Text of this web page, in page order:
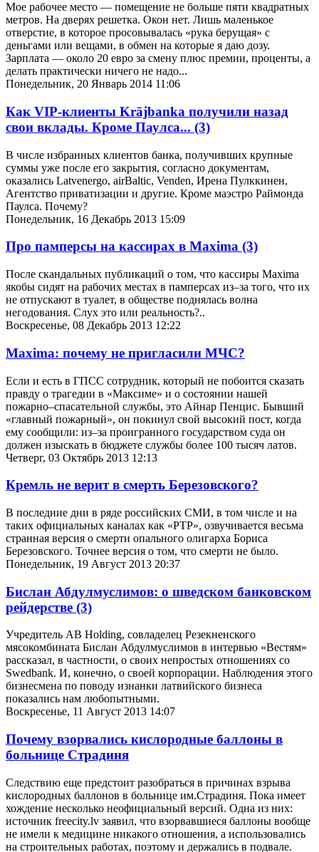
Мое рабочее место — помещение не больше пяти квадратных
метров. На дверях решетка. Окон нет. Лишь маленькое
отверстие, в которое просовывалась «рука берущая» с
деньгами или вещами, в обмен на которые я даю дозу.
Зарплата — около 20 евро за смену плюс премии, проценты, а
делать практически ничего не надо...
Понедельник, 20 Январь 2014 11:06
Как VIP-клиенты Krājbanka получили назад
свои вклады. Кроме Паулса... (3)
В числе избранных клиентов банка, получивших крупные
суммы уже после его закрытия, согласно документам,
оказались Latvenergo, airBaltic, Venden, Ирена Пулккинен,
Агентство приватизации и другие. Кроме маэстро Раймонда
Паулса. Почему?
Понедельник, 16 Декабрь 2013 15:09
Про памперсы на кассирах в Maxima (3)
После скандальных публикаций о том, что кассиры Maxima
якобы сидят на рабочих местах в памперсах из–за того, что их
не отпускают в туалет, в обществе поднялась волна
негодования. Слух это или реальность?..
Воскресенье, 08 Декабрь 2013 12:22
Maxima: почему не пригласили МЧС?
Если и есть в ГПСС сотрудник, который не побоится сказать
правду о трагедии в «Максиме» и о состоянии нашей
пожарно–спасательной службы, это Айнар Пенцис. Бывший
«главный пожарный», он покинул свой высокий пост, когда
ему сообщили: из–за проигранного государством суда он
должен изыскать в бюджете службы более 100 тысяч латов.
Четверг, 03 Октябрь 2013 12:13
Кремль не верит в смерть Березовского?
В последние дни в ряде российских СМИ, в том числе и на
таких официальных каналах как «РТР», озвучивается весьма
странная версия о смерти опального олигарха Бориса
Березовского. Точнее версия о том, что смерти не было.
Понедельник, 19 Август 2013 20:37
Бислан Абдулмуслимов: о шведском банковском
рейдерстве (3)
Учредитель AB Holding, совладелец Резекненского
мясокомбината Бислан Абдулмуслимов в интервью «Вестям»
рассказал, в частности, о своих непростых отношениях со
Swedbank. И, конечно, о своей корпорации. Наблюдения этого
бизнесмена по поводу изнанки латвийского бизнеса
показались нам любопытными.
Воскресенье, 11 Август 2013 14:07
Почему взорвались кислородные баллоны в
больнице Страдиня
Следствию еще предстоит разобраться в причинах взрыва
кислородных баллонов в больнице им.Страдиня. Пока имеет
хождение несколько неофициальный версий. Одна из них:
источник freecity.lv заявил, что взорвавшиеся баллоны вообще
не имели к медицине никакого отношения, а использовались
на строительных работах, поэтому и держались в подвале.